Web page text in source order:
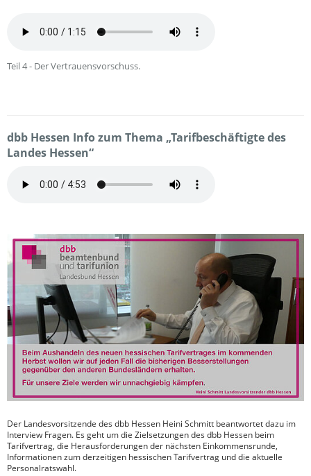
Teil 4 - Der Vertrauensvorschuss.
dbb Hessen Info zum Thema „Tarifbeschäftigte des
Landes Hessen“
Der Landesvorsitzende des dbb Hessen Heini Schmitt beantwortet dazu im
Interview Fragen. Es geht um die Zielsetzungen des dbb Hessen beim
Tarifvertrag, die Herausforderungen der nächsten Einkommensrunde,
Informationen zum derzeitigen hessischen Tarifvertrag und die aktuelle
Personalratswahl.